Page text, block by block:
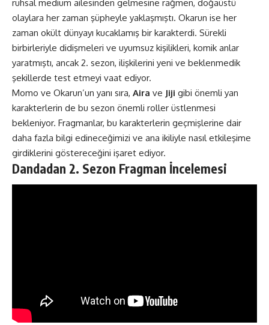
ruhsal medium ailesinden gelmesine rağmen, doğaüstü
olaylara her zaman şüpheyle yaklaşmıştı. Okarun ise her
zaman okült dünyayı kucaklamış bir karakterdi. Sürekli
birbirleriyle didişmeleri ve uyumsuz kişilikleri, komik anlar
yaratmıştı, ancak 2. sezon, ilişkilerini yeni ve beklenmedik
şekillerde test etmeyi vaat ediyor.
Momo ve Okarun’un yanı sıra, Aira ve Jiji gibi önemli yan
karakterlerin de bu sezon önemli roller üstlenmesi
bekleniyor. Fragmanlar, bu karakterlerin geçmişlerine dair
daha fazla bilgi edineceğimizi ve ana ikiliyle nasıl etkileşime
girdiklerini göstereceğini işaret ediyor.
Dandadan 2. Sezon Fragman İncelemesi